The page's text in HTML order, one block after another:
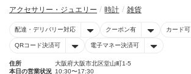
アクセサリー・ジュエリー 時計 雑貨
配達・デリバリー対応 クーポン有 カード可
QRコード決済可 電子マネー決済可
住所
大阪府大阪市北区堂山町1-5
本日の営業状況 10:30〜17:30